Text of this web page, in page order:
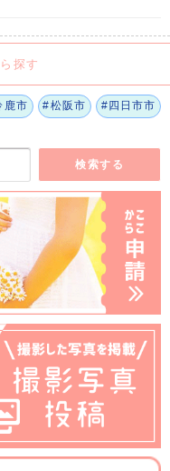
探す
鹿市 #松阪市 #四日市市
検索する